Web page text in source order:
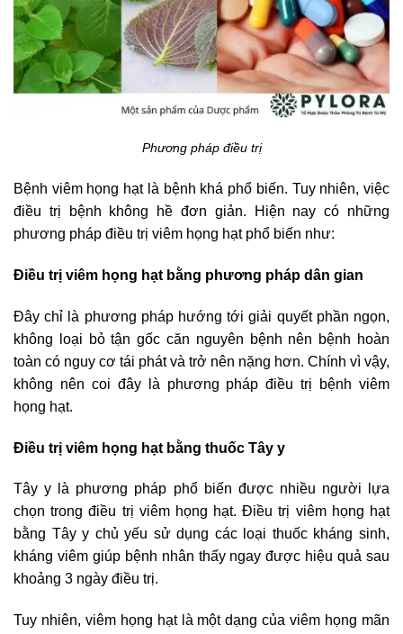
Phương pháp điều trị
Bệnh viêm họng hạt là bệnh khá phổ biến. Tuy nhiên, việc
điều trị bệnh không hề đơn giản. Hiện nay có những
phương pháp điều trị viêm họng hạt phổ biến như:
Điều trị viêm họng hạt bằng phương pháp dân gian
Đây chỉ là phương pháp hướng tới giải quyết phần ngọn,
không loại bỏ tận gốc căn nguyên bệnh nên bệnh hoàn
toàn có nguy cơ tái phát và trở nên nặng hơn. Chính vì vậy,
không nên coi đây là phương pháp điều trị bệnh viêm
họng hạt.
Điều trị viêm họng hạt bằng thuốc Tây y
Tây y là phương pháp phổ biến được nhiều người lựa
chọn trong điều trị viêm họng hạt. Điều trị viêm họng hạt
bằng Tây y chủ yếu sử dụng các loại thuốc kháng sinh,
kháng viêm giúp bệnh nhân thấy ngay được hiệu quả sau
khoảng 3 ngày điều trị.
Tuy nhiên, viêm họng hạt là một dạng của viêm họng mãn